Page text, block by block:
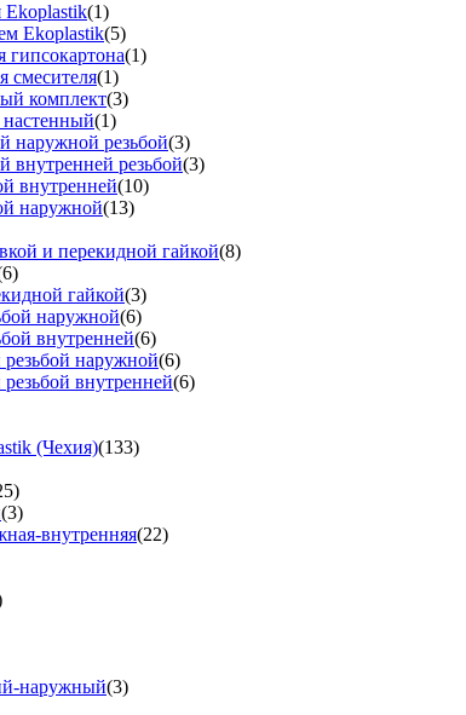
Ekoplastik(1)
Ekoplastik(5)
гипсокартона(1)
смесителя(1)
комплект(3)
настенный(1)
наружной резьбой(3)
внутренней резьбой(3)
внутренней(10)
наружной(13)
и перекидной гайкой(8)
гайкой(3)
наружной(6)
внутренней(6)
резьбой наружной(6)
внутренней(6)
(Чехия)(133)
(3)
внутренняя(22)
наружный(3)